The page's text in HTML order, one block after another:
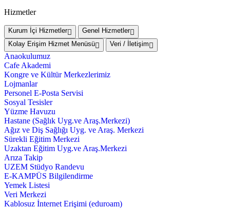
Hizmetler
Kurum İçi Hizmetler
Genel Hizmetler
Kolay Erişim Hizmet Menüsü
Veri / İletişim
Anaokulumuz
Cafe Akademi
Kongre ve Kültür Merkezlerimiz
Lojmanlar
Personel E-Posta Servisi
Sosyal Tesisler
Yüzme Havuzu
Hastane (Sağlık Uyg.ve Araş.Merkezi)
Ağız ve Diş Sağlığı Uyg. ve Araş. Merkezi
Sürekli Eğitim Merkezi
Uzaktan Eğitim Uyg.ve Araş.Merkezi
Arıza Takip
UZEM Stüdyo Randevu
E-KAMPÜS Bilgilendirme
Yemek Listesi
Veri Merkezi
Kablosuz İnternet Erişimi (eduroam)